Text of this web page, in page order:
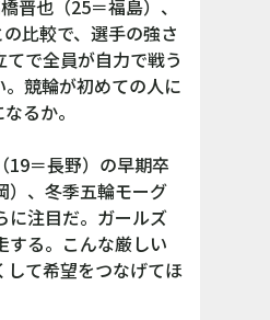
晋也（25＝福島）、
比較で、選手の強さ
で全員が自力で戦う
競輪が初めての人に
るか。
＝長野）の早期卒
）、冬季五輪モーグ
に注目だ。ガールズ
する。こんな厳しい
て希望をつなげてほ